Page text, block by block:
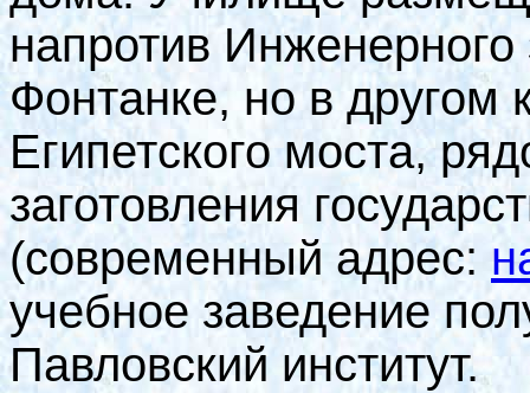
напротив
Фонтанке, но в другом
Египетского моста,
заготовления
(современный адрес:
учебное заведение
Павловский институт.